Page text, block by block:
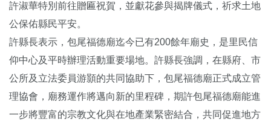
許淑華特別前往贈匾祝賀，並獻花參與揭牌儀式，祈求土地
公保佑縣民平安。
許縣長表示，包尾福德廟迄今已有200餘年廟史，是里民信
仰中心及平時辦理活動重要場地。許縣長強調，在縣府、市
公所及立法委員游顥的共同協助下，包尾福德廟正式成立管
理協會，廟務運作將邁向新的里程碑，期許包尾福德廟能進
一步將豐富的宗教文化與在地產業緊密結合，共同促進地方